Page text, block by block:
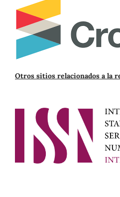
Otros sitios relacionados a la